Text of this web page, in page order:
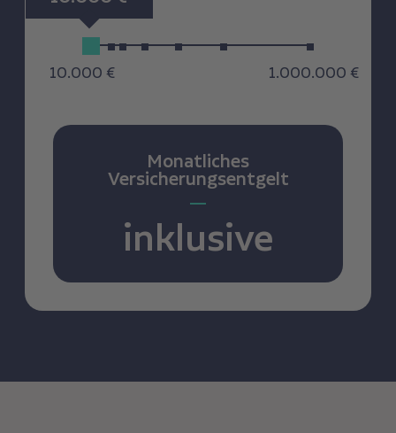
Price
10.000 € 1.000.000 €
Monatliches
Versicherungsentgelt
inklusive